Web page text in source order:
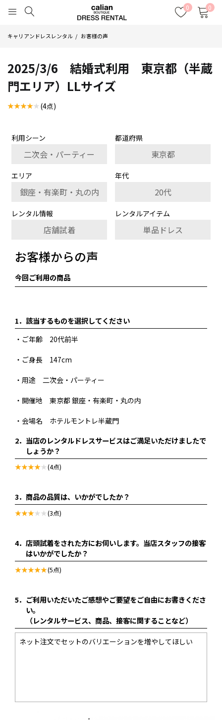
0 0
キャリアンドレスレンタル お客様の声
2025/3/6 結婚式利用 東京都（半蔵
門エリア）LLサイズ
(4点)
利用シーン
二次会・パーティー
都道府県
東京都
エリア
銀座・有楽町・丸の内
年代
20代
レンタル情報
店舗試着
レンタルアイテム
単品ドレス
お客様からの声
今回ご利用の商品
1． 該当するものを選択してください
・ご年齢 20代前半
・ご身長 147cm
・用途 二次会・パーティー
・開催地 東京都 銀座・有楽町・丸の内
・会場名 ホテルモントレ半蔵門
2． 当店のレンタルドレスサービスはご満足いただけましたで
しょうか？
(4点)
3． 商品の品質は、いかがでしたか？
(3点)
4． 店頭試着をされた方にお伺いします。当店スタッフの接客
はいかがでしたか？
(5点)
5． ご利用いただいたご感想やご要望をご自由にお書きくださ
い。
（レンタルサービス、商品、接客に関することなど）
ネット注文でセットのバリエーションを増やしてほしい